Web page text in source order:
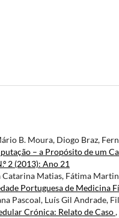
B. Moura, Diogo Braz,
– a Propósito de um
2 (2013): Ano 21
Catarina Matias, Fátima
Portuguesa de Medicina
Pascoal, Luís Gil Andrade,
Crónica: Relato de Caso,